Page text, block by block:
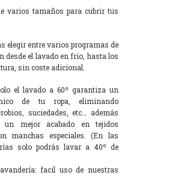
varios tamaños para cubrir tus
elegir entre varios programas de
desde el lavado en frío, hasta los
sin coste adicional.
el lavado a 60º garantiza un
de tu ropa, eliminando
suciedades, etc… además
un mejor acabado en tejidos
manchas especiales. (En las
solo podrás lavar a 40º de
facil uso de nuestras